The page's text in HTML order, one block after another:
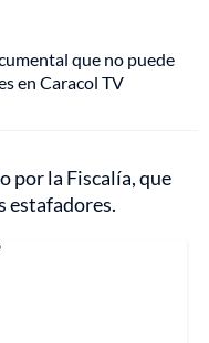
que no puede
en Caracol TV
por la Fiscalía, que
estafadores.